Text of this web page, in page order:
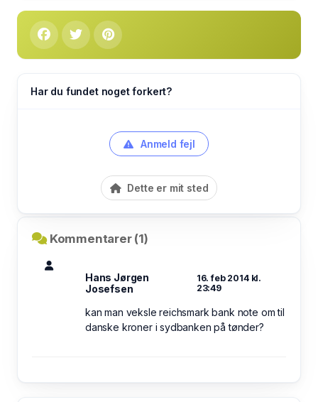
Har du fundet noget forkert?
Anmeld fejl
Dette er mit sted
Kommentarer (1)
Hans Jørgen
Josefsen
16. feb 2014 kl.
23:49
kan man veksle reichsmark bank note om til
danske kroner i sydbanken på tønder?